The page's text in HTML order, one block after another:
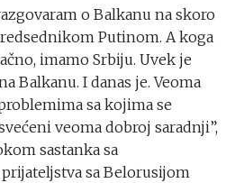
o Balkanu na skoro
Putinom. A koga
imamo Srbiju. Uvek je
Balkanu. I danas je. Veoma
sa kojima se
veoma dobroj saradnji”,
sastanka sa
sa Belorusijom